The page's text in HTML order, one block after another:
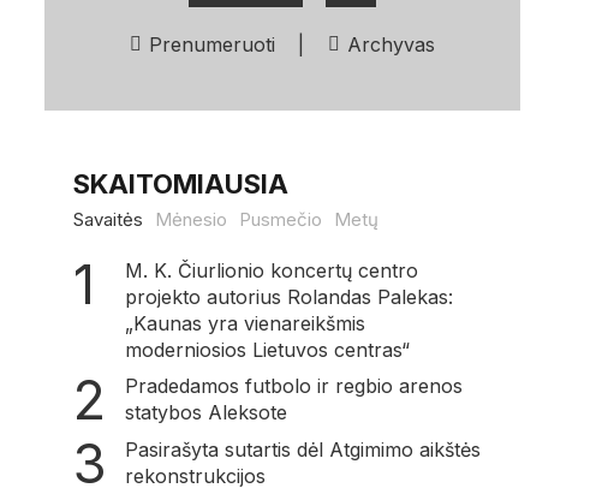
Prenumeruoti Archyvas
SKAITOMIAUSIA
Savaitės Mėnesio Pusmečio Metų
M. K. Čiurlionio koncertų centro
projekto autorius Rolandas Palekas:
„Kaunas yra vienareikšmis
moderniosios Lietuvos centras“
Pradedamos futbolo ir regbio arenos
statybos Aleksote
Pasirašyta sutartis dėl Atgimimo aikštės
rekonstrukcijos